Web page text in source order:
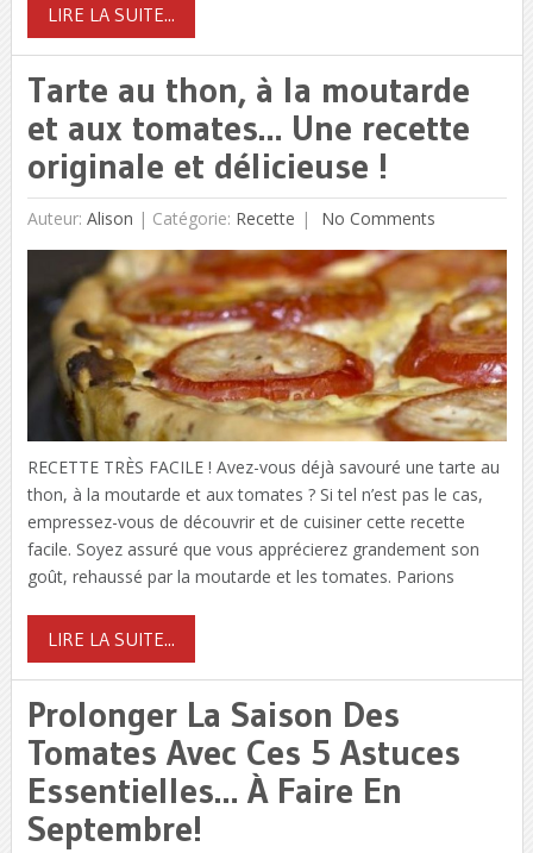
LIRE LA SUITE...
Tarte au thon, à la moutarde
et aux tomates… Une recette
originale et délicieuse !
Auteur: Alison | Catégorie: Recette No Comments
RECETTE TRÈS FACILE ! Avez-vous déjà savouré une tarte au
thon, à la moutarde et aux tomates ? Si tel n’est pas le cas,
empressez-vous de découvrir et de cuisiner cette recette
facile. Soyez assuré que vous apprécierez grandement son
goût, rehaussé par la moutarde et les tomates. Parions
LIRE LA SUITE...
Prolonger La Saison Des
Tomates Avec Ces 5 Astuces
Essentielles… À Faire En
Septembre!